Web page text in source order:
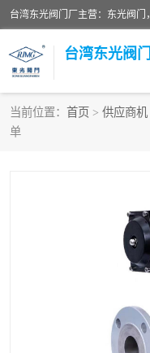
台湾东光阀
当前位置： 首页 > 供应商机
单